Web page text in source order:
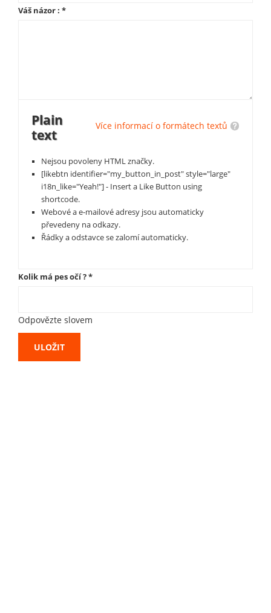
Váš názor : *
Více informací o formátech textů
Plain
text
Nejsou povoleny HTML značky.
[likebtn identifier="my_button_in_post" style="large"
i18n_like="Yeah!"] - Insert a Like Button using
shortcode.
Webové a e-mailové adresy jsou automaticky
převedeny na odkazy.
Řádky a odstavce se zalomí automaticky.
Kolik má pes očí ?*
Odpovězte slovem